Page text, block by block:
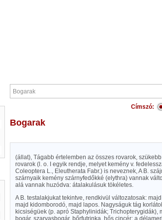
Címszó:
Bogarak
(állat), Tágabb értelemben az összes rovarok,
rovarok (l. o. I egyik rendje, melyet kemény v.
Coleoptera L., Eleutherata Fabr.) is neveznek, A B.
szárnyaik kemény szárnyfedőkké (elythra) vannak
alá vannak huzódva: átalakulásuk tökéletes.
A B. testalakjukat tekintve, rendkivül változatosak:
majd kidomborodó, majd lapos. Nagyságuk tág
kicsiségüek (p. apró Staphylinidák;
bogár, szarvasbogár, bőrfutrinka, hős cincér; a